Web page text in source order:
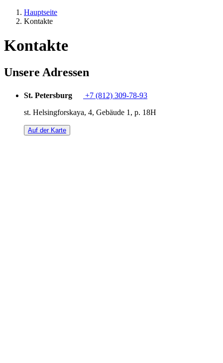
Hauptseite
Kontakte
Kontakte
Unsere Adressen
St. Petersburg
+7 (812) 309-78-93
st. Helsingforskaya, 4, Gebäude 1, p. 18H
Auf der Karte